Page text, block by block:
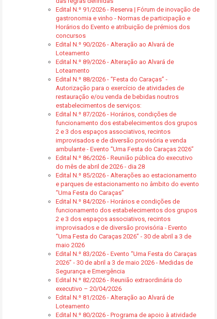
Edital N.º 91/2026 - Reserva | Fórum de inovação de
gastronomia e vinho - Normas de participação e
Horários do Evento e atribuição de prémios dos
concursos
Edital N.º 90/2026 - Alteração ao Alvará de
Loteamento
Edital N.º 89/2026 - Alteração ao Alvará de
Loteamento
Edital N.º 88/2026 - “Festa do Caraças” -
Autorização para o exercício de atividades de
restauração e/ou venda de bebidas noutros
estabelecimentos de serviços:
Edital N.º 87/2026 - Horários, condições de
funcionamento dos estabelecimentos dos grupos
2 e 3 dos espaços associativos, recintos
improvisados e de diversão provisória e venda
ambulante - Evento “Uma Festa do Caraças 2026”
Edital N.º 86/2026 - Reunião pública do executivo
do mês de abril de 2026 - dia 28
Edital N.º 85/2026 - Alterações ao estacionamento
e parques de estacionamento no âmbito do evento
“Uma Festa do Caraças”
Edital N.º 84/2026 - Horários e condições de
funcionamento dos estabelecimentos dos grupos
2 e 3 dos espaços associativos, recintos
improvisados e de diversão provisória - Evento
“Uma Festa do Caraças 2026” - 30 de abril a 3 de
maio 2026
Edital N.º 83/2026 - Evento “Uma Festa do Caraças
2026” - 30 de abril a 3 de maio 2026 - Medidas de
Segurança e Emergência
Edital N.º 82/2026 - Reunião extraordinária do
executivo – 20/04/2026
Edital N.º 81/2026 - Alteração ao Alvará de
Loteamento
Edital N.º 80/2026 - Programa de apoio à atividade